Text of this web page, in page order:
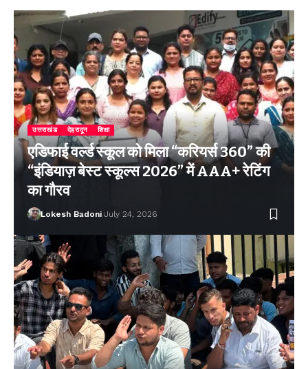
उत्तराखंड देहरादून शिक्षा
एडिफाई वर्ल्ड स्कूल को मिला “करियर्स 360” की
“इंडियाज़ बेस्ट स्कूल्स 2026” में AAA+ रेटिंग
का गौरव
Lokesh Badoni July 24, 2026